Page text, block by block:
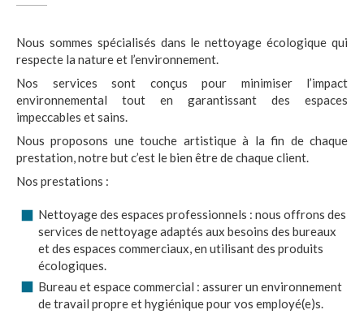
Nous sommes spécialisés dans le nettoyage écologique qui
respecte la nature et l’environnement.
Nos services sont conçus pour minimiser l’impact
environnemental tout en garantissant des espaces
impeccables et sains.
Nous proposons une touche artistique à la fin de chaque
prestation, notre but c’est le bien être de chaque client.
Nos prestations :
Nettoyage des espaces professionnels : nous offrons des
services de nettoyage adaptés aux besoins des bureaux
et des espaces commerciaux, en utilisant des produits
écologiques.
Bureau et espace commercial : assurer un environnement
de travail propre et hygiénique pour vos employé(e)s.